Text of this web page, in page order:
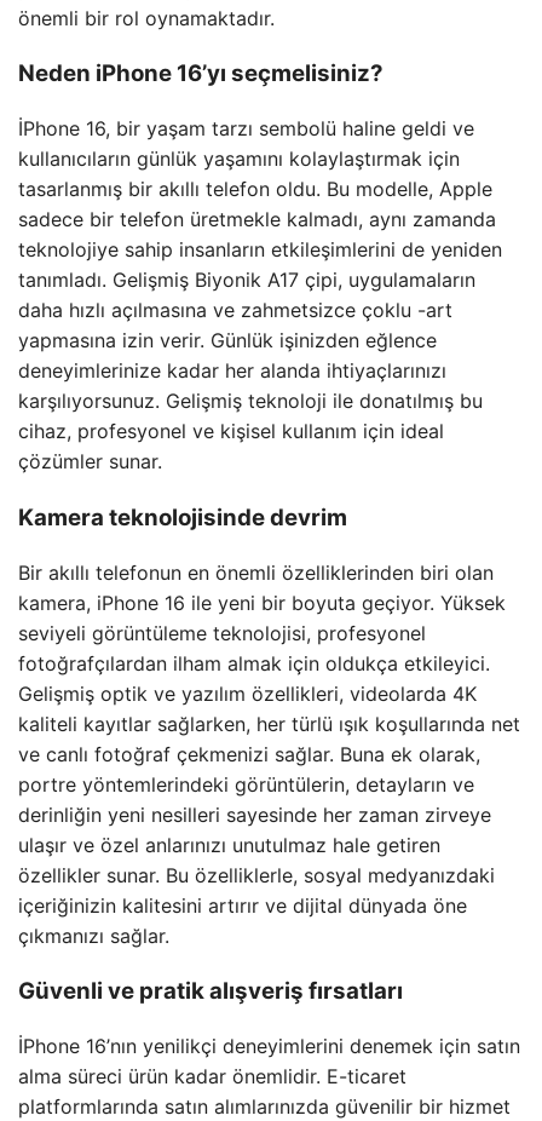
önemli bir rol oynamaktadır.
Neden iPhone 16’yı seçmelisiniz?
İPhone 16, bir yaşam tarzı sembolü haline geldi ve
kullanıcıların günlük yaşamını kolaylaştırmak için
tasarlanmış bir akıllı telefon oldu. Bu modelle, Apple
sadece bir telefon üretmekle kalmadı, aynı zamanda
teknolojiye sahip insanların etkileşimlerini de yeniden
tanımladı. Gelişmiş Biyonik A17 çipi, uygulamaların
daha hızlı açılmasına ve zahmetsizce çoklu -art
yapmasına izin verir. Günlük işinizden eğlence
deneyimlerinize kadar her alanda ihtiyaçlarınızı
karşılıyorsunuz. Gelişmiş teknoloji ile donatılmış bu
cihaz, profesyonel ve kişisel kullanım için ideal
çözümler sunar.
Kamera teknolojisinde devrim
Bir akıllı telefonun en önemli özelliklerinden biri olan
kamera, iPhone 16 ile yeni bir boyuta geçiyor. Yüksek
seviyeli görüntüleme teknolojisi, profesyonel
fotoğrafçılardan ilham almak için oldukça etkileyici.
Gelişmiş optik ve yazılım özellikleri, videolarda 4K
kaliteli kayıtlar sağlarken, her türlü ışık koşullarında net
ve canlı fotoğraf çekmenizi sağlar. Buna ek olarak,
portre yöntemlerindeki görüntülerin, detayların ve
derinliğin yeni nesilleri sayesinde her zaman zirveye
ulaşır ve özel anlarınızı unutulmaz hale getiren
özellikler sunar. Bu özelliklerle, sosyal medyanızdaki
içeriğinizin kalitesini artırır ve dijital dünyada öne
çıkmanızı sağlar.
Güvenli ve pratik alışveriş fırsatları
İPhone 16’nın yenilikçi deneyimlerini denemek için satın
alma süreci ürün kadar önemlidir. E-ticaret
platformlarında satın alımlarınızda güvenilir bir hizmet